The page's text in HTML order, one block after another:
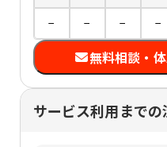
−
− − −
無料相談・
サービス利用までの